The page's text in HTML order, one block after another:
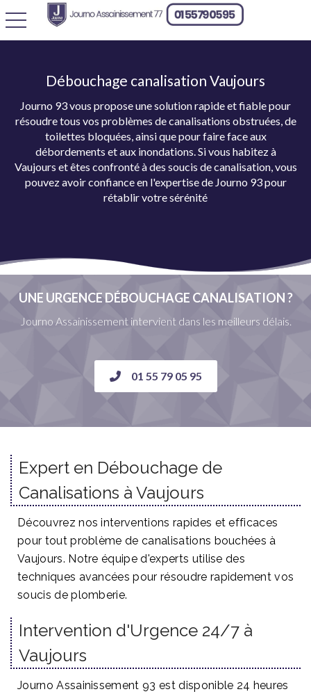
toggle navigation
Débouchage canalisation Vaujours
Journo 93 vous propose une solution rapide et fiable pour
résoudre tous vos problèmes de canalisations obstruées, de
toilettes bloquées, ainsi que pour faire face aux
débordements et aux inondations. Si vous habitez à
Vaujours et êtes confronté à des soucis de canalisation, vous
pouvez avoir confiance en l'expertise de Journo 93 pour
rétablir votre sérénité
UNE URGENCE DÉBOUCHAGE CANALISATION ?
Journo Assainissement intervient dans les meilleurs délais.
01 55 79 05 95
Expert en Débouchage de
Canalisations à Vaujours
Découvrez nos interventions rapides et efficaces
pour tout problème de canalisations bouchées à
Vaujours. Notre équipe d'experts utilise des
techniques avancées pour résoudre rapidement vos
soucis de plomberie.
Intervention d'Urgence 24/7 à
Vaujours
Journo Assainissement 93 est disponible 24 heures